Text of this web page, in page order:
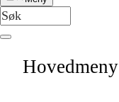
Hovedmeny